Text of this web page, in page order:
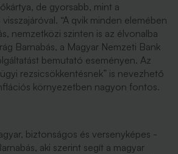
de gyorsabb, mint a
“A qvik minden elemében
nemzetközi szinten is az élvonalba
Barnabás, a Magyar Nemzeti Bank
bemutató eseményen. Az
rezsicsökkentésnek” is nevezhető
környezetben nagyon fontos.
biztonságos és versenyképes -
aki szerint segít a magyar